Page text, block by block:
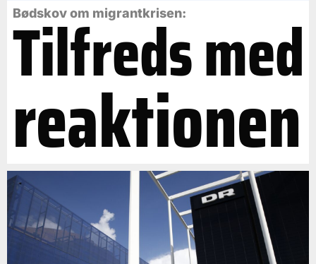
Bødskov om migrantkrisen:
Tilfreds med
reaktionen